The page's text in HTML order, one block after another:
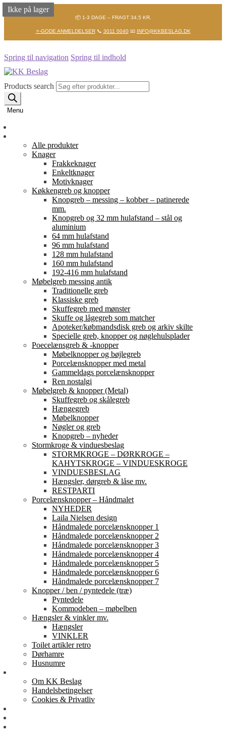
📦 1-3 DAGE – FRAGT 34,5 KR.
⭐-GODE ANMELDELSER📞 3011 0040📧 INFO@KKBESLAG.DK
Spring til navigation Spring til indhold
Products search
Menu
Alle produkter
Knager
Frakkeknager
Enkeltknager
Motivknager
Køkkengreb og knopper
Knopgreb – messing – kobber – patinerede
mm.
Knopgreb og 32 mm hulafstand – stål og
aluminium
64 mm hulafstand
96 mm hulafstand
128 mm hulafstand
160 mm hulafstand
192-416 mm hulafstand
Møbelgreb messing antik
Traditionelle greb
Klassiske greb
Skuffegreb med mønster
Skuffe og lågegreb som matcher
Apoteker/købmandsdisk greb og arkiv skilte
Specielle greb, knopper og nøglehulsplader
Poecelænsgreb & -knopper
Møbelknopper og bøjlegreb
Porcelænsknopper med metal
Gammeldags porcelænsknopper
Ren nostalgi
Møbelgreb & knopper (Metal)
Skuffegreb og skålegreb
Hængegreb
Møbelknopper
Nøgler og greb
Knopgreb – nyheder
Stormkroge & vinduesbeslag
STORMKROGE – DØRKROGE –
KAHYTSKROGE – VINDUESKROGE
VINDUESBESLAG
Hængsler, dørgreb & låse mv.
RESTPARTI
Porcelænsknopper – Håndmalet
NYHEDER
Laila Nielsen design
Håndmalede porcelænsknopper 1
Håndmalede porcelænsknopper 2
Håndmalede porcelænsknopper 3
Håndmalede porcelænsknopper 4
Håndmalede porcelænsknopper 5
Håndmalede porcelænsknopper 6
Håndmalede porcelænsknopper 7
Knopper / ben / pyntedele (træ)
Pyntedele
Kommodeben – møbelben
Hængsler & vinkler mv.
Hængsler
VINKLER
Toilet artikler retro
Dørhamre
Husnumre
Om KK Beslag
Handelsbetingelser
Cookies & Privatliv
Ikke på lager
Ikke på lager
Ikke på lager